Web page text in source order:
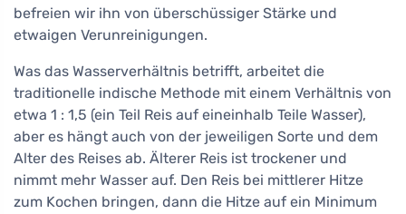
befreien wir ihn von überschüssiger Stärke und
etwaigen Verunreinigungen.
Was das Wasserverhältnis betrifft, arbeitet die
traditionelle indische Methode mit einem Verhältnis von
etwa 1 : 1,5 (ein Teil Reis auf eineinhalb Teile Wasser),
aber es hängt auch von der jeweiligen Sorte und dem
Alter des Reises ab. Älterer Reis ist trockener und
nimmt mehr Wasser auf. Den Reis bei mittlerer Hitze
zum Kochen bringen, dann die Hitze auf ein Minimum